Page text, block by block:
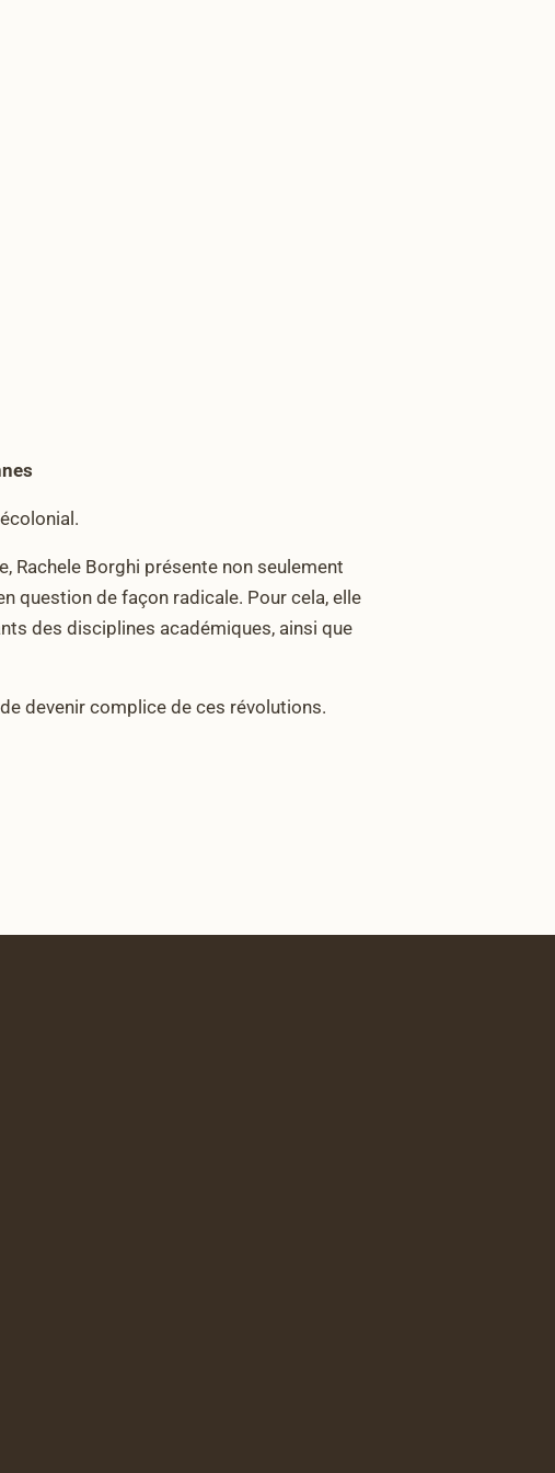
Rachele Borghi présente non seulement
question de façon radicale. Pour cela, elle
des disciplines académiques, ainsi que
devenir complice de ces révolutions.